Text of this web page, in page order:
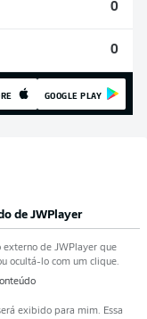
0
0
GOOGLE PLAY
de JWPlayer
externo de JWPlayerque
ocultá-lo com um clique.
exibido para mim. Essa